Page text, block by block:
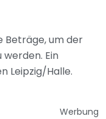
Beträge, um der
Ein
Leipzig/Halle.
Werbung